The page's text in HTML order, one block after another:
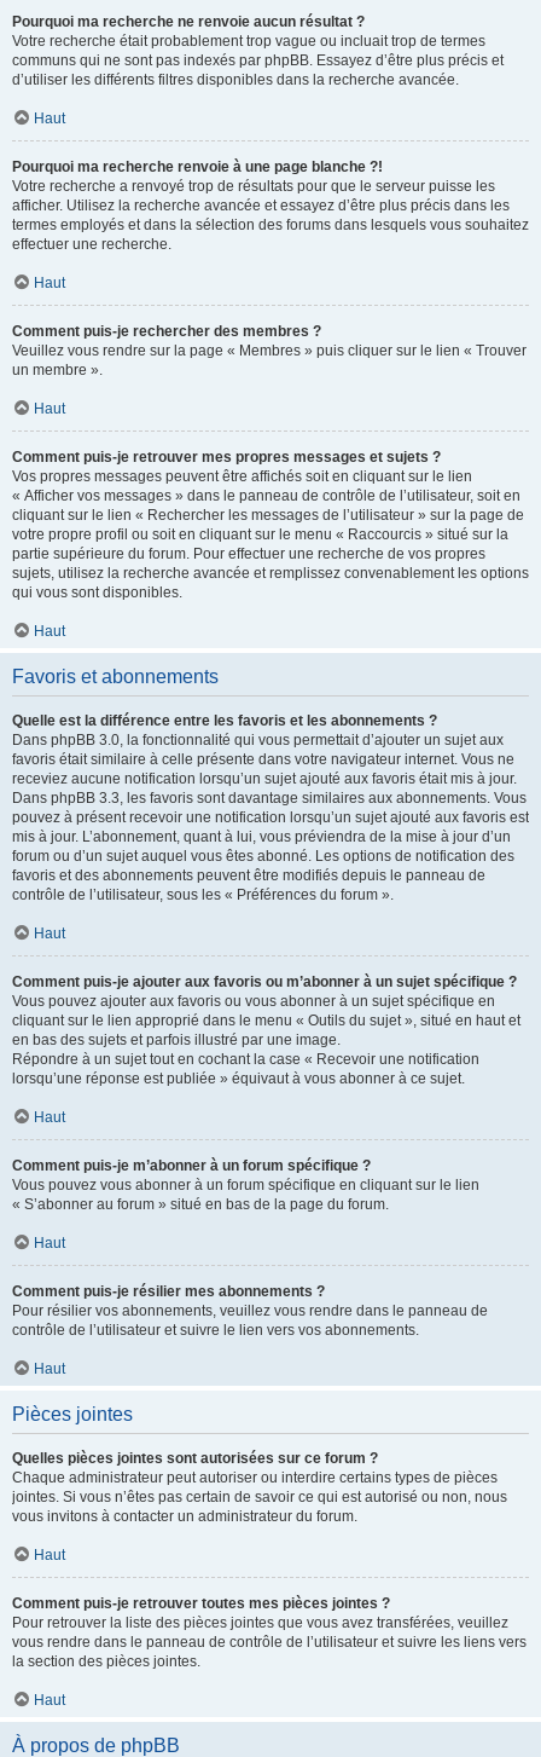
Pourquoi ma recherche ne renvoie aucun résultat ?
Votre recherche était probablement trop vague ou incluait trop de termes
communs qui ne sont pas indexés par phpBB. Essayez d’être plus précis et
d’utiliser les différents filtres disponibles dans la recherche avancée.
Haut
Pourquoi ma recherche renvoie à une page blanche ?!
Votre recherche a renvoyé trop de résultats pour que le serveur puisse les
afficher. Utilisez la recherche avancée et essayez d’être plus précis dans les
termes employés et dans la sélection des forums dans lesquels vous souhaitez
effectuer une recherche.
Haut
Comment puis-je rechercher des membres ?
Veuillez vous rendre sur la page « Membres » puis cliquer sur le lien « Trouver
un membre ».
Haut
Comment puis-je retrouver mes propres messages et sujets ?
Vos propres messages peuvent être affichés soit en cliquant sur le lien
« Afficher vos messages » dans le panneau de contrôle de l’utilisateur, soit en
cliquant sur le lien « Rechercher les messages de l’utilisateur » sur la page de
votre propre profil ou soit en cliquant sur le menu « Raccourcis » situé sur la
partie supérieure du forum. Pour effectuer une recherche de vos propres
sujets, utilisez la recherche avancée et remplissez convenablement les options
qui vous sont disponibles.
Haut
Favoris et abonnements
Quelle est la différence entre les favoris et les abonnements ?
Dans phpBB 3.0, la fonctionnalité qui vous permettait d’ajouter un sujet aux
favoris était similaire à celle présente dans votre navigateur internet. Vous ne
receviez aucune notification lorsqu’un sujet ajouté aux favoris était mis à jour.
Dans phpBB 3.3, les favoris sont davantage similaires aux abonnements. Vous
pouvez à présent recevoir une notification lorsqu’un sujet ajouté aux favoris est
mis à jour. L’abonnement, quant à lui, vous préviendra de la mise à jour d’un
forum ou d’un sujet auquel vous êtes abonné. Les options de notification des
favoris et des abonnements peuvent être modifiés depuis le panneau de
contrôle de l’utilisateur, sous les « Préférences du forum ».
Haut
Comment puis-je ajouter aux favoris ou m’abonner à un sujet spécifique ?
Vous pouvez ajouter aux favoris ou vous abonner à un sujet spécifique en
cliquant sur le lien approprié dans le menu « Outils du sujet », situé en haut et
en bas des sujets et parfois illustré par une image.
Répondre à un sujet tout en cochant la case « Recevoir une notification
lorsqu’une réponse est publiée » équivaut à vous abonner à ce sujet.
Haut
Comment puis-je m’abonner à un forum spécifique ?
Vous pouvez vous abonner à un forum spécifique en cliquant sur le lien
« S’abonner au forum » situé en bas de la page du forum.
Haut
Comment puis-je résilier mes abonnements ?
Pour résilier vos abonnements, veuillez vous rendre dans le panneau de
contrôle de l’utilisateur et suivre le lien vers vos abonnements.
Haut
Pièces jointes
Quelles pièces jointes sont autorisées sur ce forum ?
Chaque administrateur peut autoriser ou interdire certains types de pièces
jointes. Si vous n’êtes pas certain de savoir ce qui est autorisé ou non, nous
vous invitons à contacter un administrateur du forum.
Haut
Comment puis-je retrouver toutes mes pièces jointes ?
Pour retrouver la liste des pièces jointes que vous avez transférées, veuillez
vous rendre dans le panneau de contrôle de l’utilisateur et suivre les liens vers
la section des pièces jointes.
Haut
À propos de phpBB